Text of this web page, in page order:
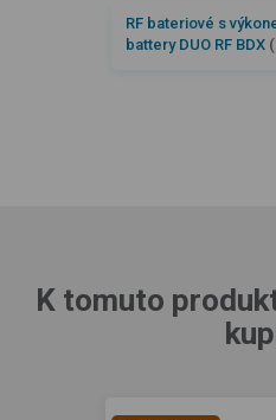
RF bateriové s
battery DUO RF BDX
K tomuto